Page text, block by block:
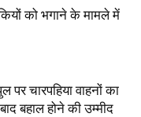
को भगाने के मामले में
पर चारपहिया वाहनों का
बहाल होने की उम्मीद